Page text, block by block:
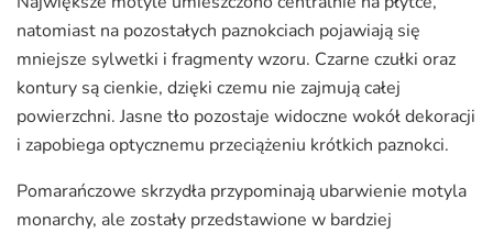
natomiast na pozostałych paznokciach pojawiają się
mniejsze sylwetki i fragmenty wzoru. Czarne czułki oraz
kontury są cienkie, dzięki czemu nie zajmują całej
powierzchni. Jasne tło pozostaje widoczne wokół dekoracji
i zapobiega optycznemu przeciążeniu krótkich paznokci.
Pomarańczowe skrzydła przypominają ubarwienie motyla
monarchy, ale zostały przedstawione w bardziej